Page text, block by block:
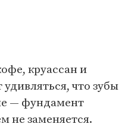
круассан и
что зубы
— фундамент
не заменяется.